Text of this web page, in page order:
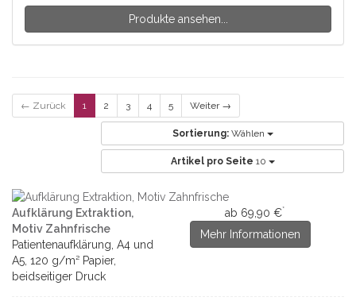
Produkte ansehen...
← Zurück 1 2 3 4 5 Weiter →
Sortierung: Wählen
Artikel pro Seite 10
Aufklärung Extraktion,
Motiv Zahnfrische
Patientenaufklärung, A4 und
A5, 120 g/m² Papier,
beidseitiger Druck
ab 69,90 €*
Mehr Informationen